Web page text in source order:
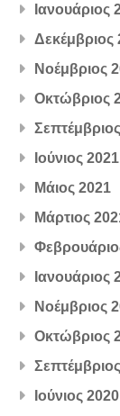
Ιανουάριος
Δεκέμβριος
Νοέμβριος
Οκτώβριος
Ιούνιος 2021
Μάιος 2021
Μάρτιος
Ιανουάριος
Νοέμβριος
Οκτώβριος
Ιούνιος 2020